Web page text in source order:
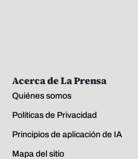
Acerca de La Prensa
Quiénes somos
Políticas de Privacidad
Principios de aplicación de IA
Mapa del sitio